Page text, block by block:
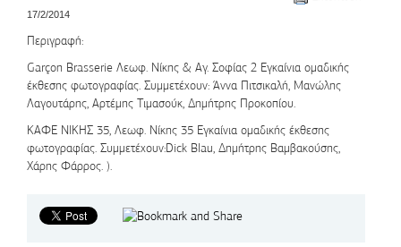
17/2/2014
Περιγραφή:
Garçon Brasserie Λεωφ. Νίκης & Αγ. Σοφίας 2 Εγκαίνια ομαδικής
έκθεσης φωτογραφίας. Συμμετέχουν: Άννα Πιτσικαλή, Μανώλης
Λαγουτάρης, Αρτέμης Τιμασούκ, Δημήτρης Προκοπίου.
ΚΑΦΕ ΝΙΚΗΣ 35, Λεωφ. Νίκης 35 Εγκαίνια ομαδικής έκθεσης
φωτογραφίας. Συμμετέχουν:Dick Blau, Δημήτρης Βαμβακούσης,
Χάρης Φάρρος. ).